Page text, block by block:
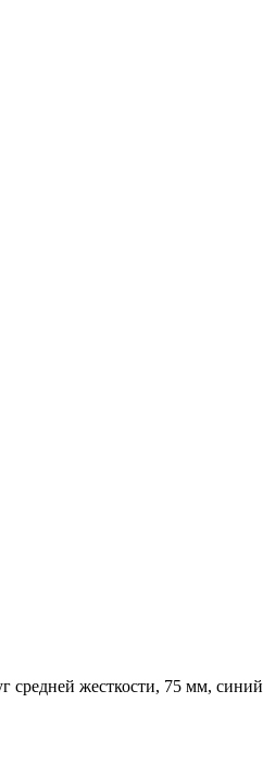
средней жесткости, 75 мм, синий